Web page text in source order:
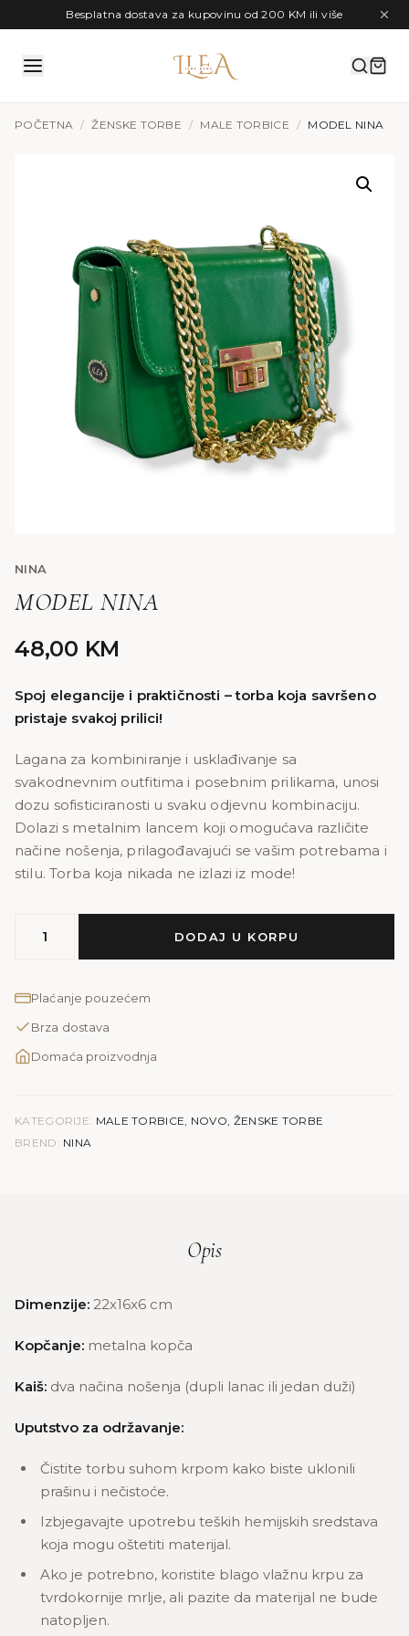
Preskoči na sadržajBesplatna dostava za kupovinu od 200 KM ili više
POČETNA / ŽENSKE TORBE / MALE TORBICE / MODEL NINA
NINA
MODEL NINA
48,00 KM
Spoj elegancije i praktičnosti – torba koja savršeno
pristaje svakoj prilici!
Lagana za kombiniranje i usklađivanje sa
svakodnevnim outfitima i posebnim prilikama, unosi
dozu sofisticiranosti u svaku odjevnu kombinaciju.
Dolazi s metalnim lancem koji omogućava različite
načine nošenja, prilagođavajući se vašim potrebama i
stilu. Torba koja nikada ne izlazi iz mode!
NINA
DODAJ U KORPU
Plaćanje pouzećem
Brza dostava
Domaća proizvodnja
KATEGORIJE: MALE TORBICE, NOVO, ŽENSKE TORBE
BREND: NINA
Opis
Dimenzije: 22x16x6 cm
Kopčanje: metalna kopča
Kaiš: dva načina nošenja (dupli lanac ili jedan duži)
Uputstvo za održavanje:
Čistite torbu suhom krpom kako biste uklonili
prašinu i nečistoće.
Izbjegavajte upotrebu teških hemijskih sredstava
koja mogu oštetiti materijal.
Ako je potrebno, koristite blago vlažnu krpu za
tvrdokornije mrlje, ali pazite da materijal ne bude
natopljen.